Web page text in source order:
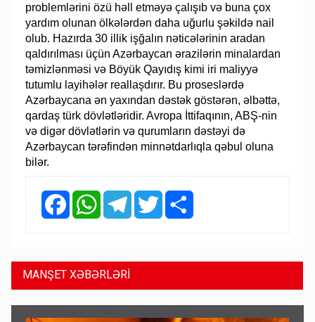
problemlərini özü həll etməyə çalışıb və buna çox
yardım olunan ölkələrdən daha uğurlu şəkildə nail
olub. Hazırda 30 illik işğalın nəticələrinin aradan
qaldırılması üçün Azərbaycan ərazilərin minalardan
təmizlənməsi və Böyük Qayıdış kimi iri maliyyə
tutumlu layihələr reallaşdırır. Bu proseslərdə
Azərbaycana ən yaxından dəstək göstərən, əlbəttə,
qardaş türk dövlətləridir. Avropa İttifaqının, ABŞ-nin
və digər dövlətlərin və qurumların dəstəyi də
Azərbaycan tərəfindən minnətdarlıqla qəbul oluna
bilər.
FacebookWhatsAppTelegramTwitter
MANŞET XƏBƏRLƏRİ